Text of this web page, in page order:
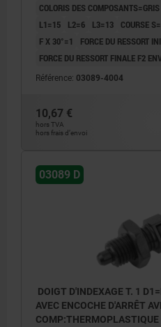
COLORIS DES
L1=15
L2=6 L3=13 COURSE
F X 30°=1
FORCE DU RESSORT
FORCE DU RESSORT FINALE F2
Référence: 03089-4004
10,67 €
hors TVA
hors frais d’envoi
03089 D
DOIGT D'INDEXAGE T. 1
AVEC ENCOCHE D'ARRÊT